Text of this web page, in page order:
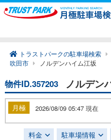
トラストパークの駐車場検索
吹田市
ノルデンハイム江坂
物件ID.357203 ノルデン
月極 2026/08/09 05:47 現在
料金 駐車場情報